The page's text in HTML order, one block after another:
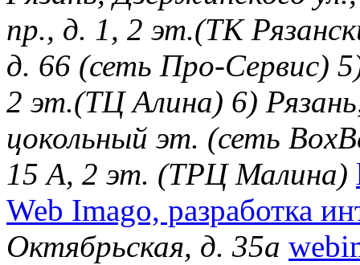
пр., д. 1, 2 эт.(ТК
д. 66 (сеть Про-Сервис)
2 эт.(ТЦ Алина) 6)
цокольный эт. (сеть
15 А, 2 эт. (ТРЦ Малина)
Web Imago, разработка
Октябрьская, д. 35а